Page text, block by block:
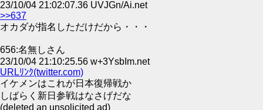
23/10/04 21:02:07.36 UVJGn/Ai.net
>>637
オカダが指名しただけだから・・・
656:名無しさん
23/10/04 21:10:25.56 w+3YsbIm.net
URLﾘﾝｸ(twitter.com)
イケメンはこれが日本復帰戦か
しばらく新日参戦はなさげだな
(deleted an unsolicited ad)